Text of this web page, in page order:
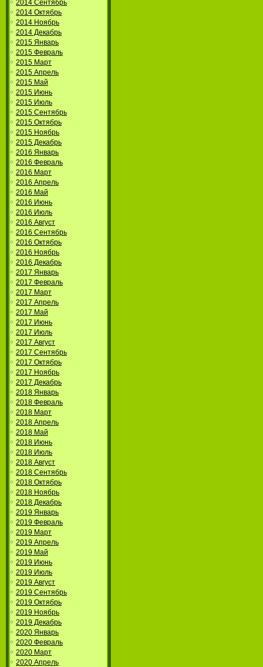
2014 Сентябрь
2014 Октябрь
2014 Ноябрь
2014 Декабрь
2015 Январь
2015 Февраль
2015 Март
2015 Апрель
2015 Май
2015 Июнь
2015 Июль
2015 Сентябрь
2015 Октябрь
2015 Ноябрь
2015 Декабрь
2016 Январь
2016 Февраль
2016 Март
2016 Апрель
2016 Май
2016 Июнь
2016 Июль
2016 Август
2016 Сентябрь
2016 Октябрь
2016 Ноябрь
2016 Декабрь
2017 Январь
2017 Февраль
2017 Март
2017 Апрель
2017 Май
2017 Июнь
2017 Июль
2017 Август
2017 Сентябрь
2017 Октябрь
2017 Ноябрь
2017 Декабрь
2018 Январь
2018 Февраль
2018 Март
2018 Апрель
2018 Май
2018 Июнь
2018 Июль
2018 Август
2018 Сентябрь
2018 Октябрь
2018 Ноябрь
2018 Декабрь
2019 Январь
2019 Февраль
2019 Март
2019 Апрель
2019 Май
2019 Июнь
2019 Июль
2019 Август
2019 Сентябрь
2019 Октябрь
2019 Ноябрь
2019 Декабрь
2020 Январь
2020 Февраль
2020 Март
2020 Апрель